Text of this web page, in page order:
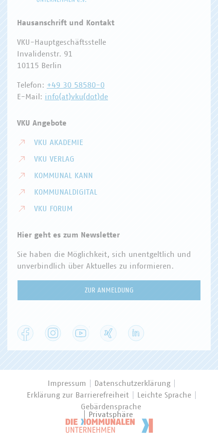
Hausanschrift und Kontakt
VKU-Hauptgeschäftsstelle
Invalidenstr. 91
10115 Berlin
Telefon: +49 30 58580-0
E-Mail: info(at)vku(dot)de
VKU Angebote
VKU AKADEMIE
VKU VERLAG
KOMMUNAL KANN
KOMMUNALDIGITAL
VKU FORUM
Hier geht es zum Newsletter
Sie haben die Möglichkeit, sich unentgeltlich und
unverbindlich über Aktuelles zu informieren.
ZUR ANMELDUNG
Facebook Instagram YouTube
Impressum
Datenschutzerklärung
Erklärung zur Barrierefreiheit
Leichte Sprache
Gebärdensprache
Privatsphäre